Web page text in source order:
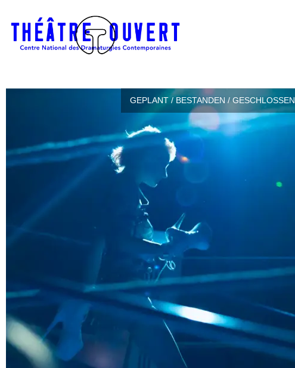
GEPLANT / BESTANDEN / GESCHLOSSEN